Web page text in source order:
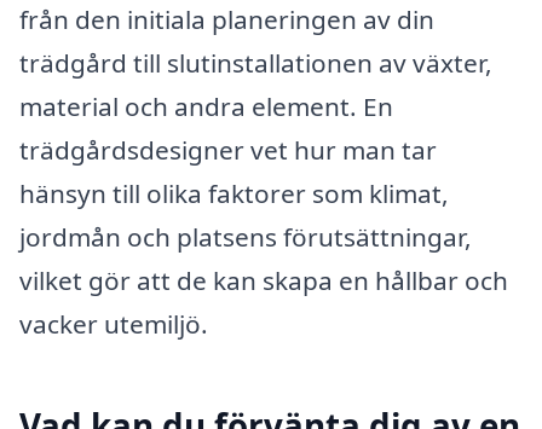
från den initiala planeringen av din
trädgård till slutinstallationen av växter,
material och andra element. En
trädgårdsdesigner vet hur man tar
hänsyn till olika faktorer som klimat,
jordmån och platsens förutsättningar,
vilket gör att de kan skapa en hållbar och
vacker utemiljö.